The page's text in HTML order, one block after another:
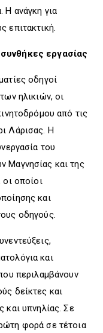
Η ανάγκη για
επιτακτική.
εργασίας
οδηγοί
ηλικιών, οι
από τις
Λάρισας. Η
του
Μαγνησίας και της
οποίοι
και
οδηγούς.
και
περιλαμβάνουν
δείκτες και
και υπνηλίας. Σε
φορά σε τέτοια